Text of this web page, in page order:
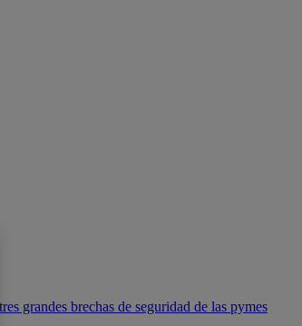
grandes brechas de seguridad de las pymes